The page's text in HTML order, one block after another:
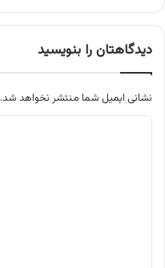
دیدگاهتان را بنویسید
نشانی ایمیل شما منتشر نخواهد شد.